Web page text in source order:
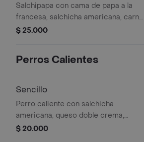
Salchipapa con cama de papa a la
francesa, salchicha americana, carne
de res, pollo desmechados, tocineta,
$ 25.000
Perros Calientes
Sencillo
Perro caliente con salchicha
americana, queso doble crema,
cebolla, papa cabello de ángel, salsas
$ 20.000